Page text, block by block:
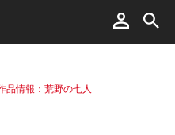
品情報：荒野の七人